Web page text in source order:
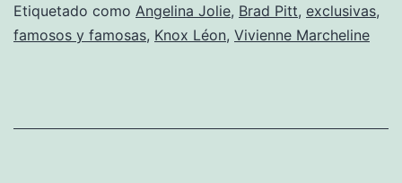
Etiquetado como Angelina Jolie, Brad Pitt, exclusivas,
famosos y famosas, Knox Léon, Vivienne Marcheline